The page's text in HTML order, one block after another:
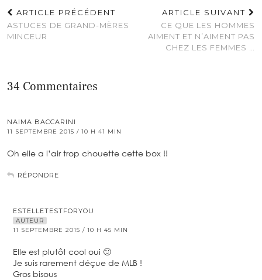
ARTICLE PRÉCÉDENT
ASTUCES DE GRAND-MÈRES
MINCEUR
ARTICLE SUIVANT
CE QUE LES HOMMES
AIMENT ET N’AIMENT PAS
CHEZ LES FEMMES …
34 Commentaires
NAIMA BACCARINI
11 SEPTEMBRE 2015 / 10 H 41 MIN
Oh elle a l’air trop chouette cette box !!
RÉPONDRE
ESTELLETESTFORYOU
AUTEUR
11 SEPTEMBRE 2015 / 10 H 45 MIN
Elle est plutôt cool oui 🙂
Je suis rarement déçue de MLB !
Gros bisous